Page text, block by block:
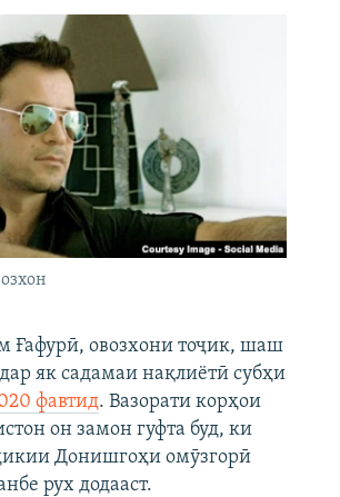
Ғафурӣ, овозхони тоҷик, шаш
як садамаи нақлиётӣ субҳи
фавтид. Вазорати корҳои
он замон гуфта буд, ки
Донишгоҳи омӯзгорӣ
рух додааст.